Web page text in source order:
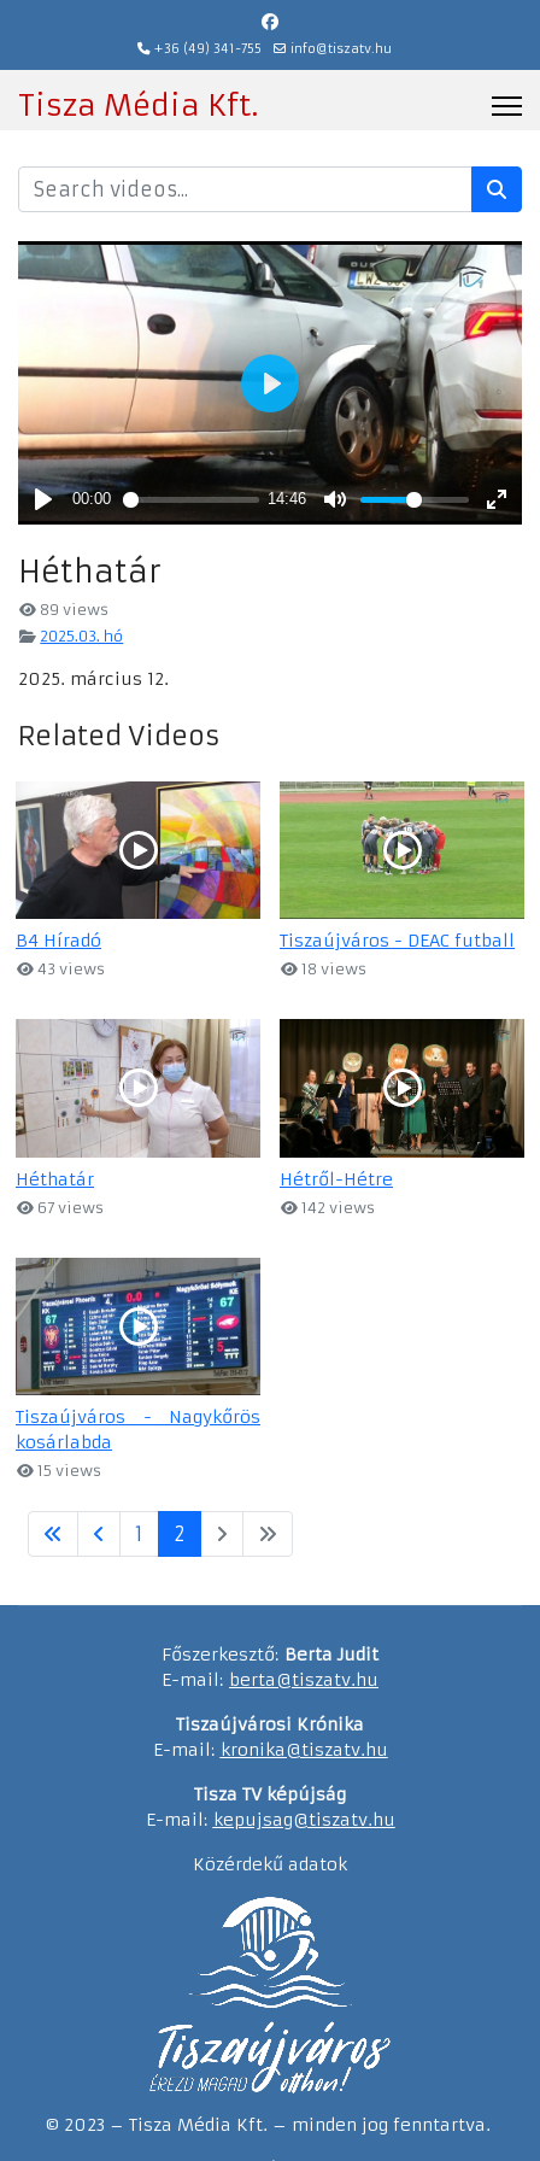
+36 (49) 341-755 info@tiszatv.hu
Tisza Média Kft.
Héthatár
89 views
2025.03. hó
2025. március 12.
Related Videos
B4 Híradó
43 views
Tiszaújváros - DEAC futball
18 views
Héthatár
67 views
Hétről-Hétre
142 views
Tiszaújváros - Nagykőrös
kosárlabda
15 views
1 2
Főszerkesztő: Berta Judit
E-mail: berta@tiszatv.hu
Tiszaújvárosi Krónika
E-mail: kronika@tiszatv.hu
Tisza TV képújság
E-mail: kepujsag@tiszatv.hu
Közérdekű adatok
© 2023 – Tisza Média Kft. – minden jog fenntartva.